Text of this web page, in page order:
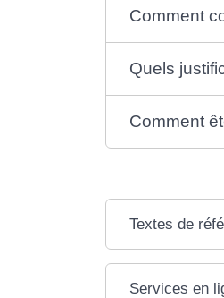
Comment
Quels
Comment
Textes de
Services en